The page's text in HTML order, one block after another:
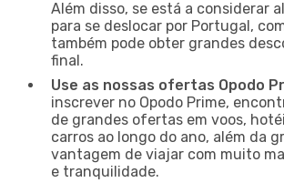
Além disso, se está a considerar
para se deslocar por Portugal,
também pode obter grandes
final.
Use as nossas ofertas Opodo
inscrever no Opodo Prime,
de grandes ofertas em voos,
carros ao longo do ano, além da
vantagem de viajar com muito
e tranquilidade.